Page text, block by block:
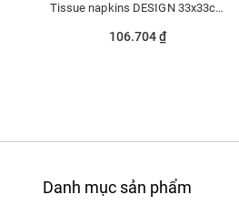
Tissue napkins DESIGN 33x33cm
106.704 ₫
Danh mục sản phẩm